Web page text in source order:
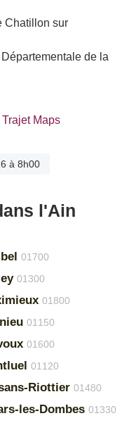
Chatillon sur
de la
Trajet Maps
à 8h00
l'Ain
01700
01300
01800
01150
01600
01120
Riottier 01480
les-Dombes 01330